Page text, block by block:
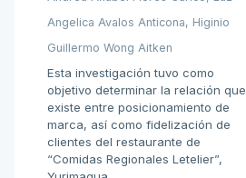
Angelica Avalos Anticona, Higinio
Guillermo Wong Aitken
Esta investigación tuvo como
objetivo determinar la relación que
existe entre posicionamiento de
marca, así como fidelización de
clientes del restaurante de
“Comidas Regionales Letelier”,